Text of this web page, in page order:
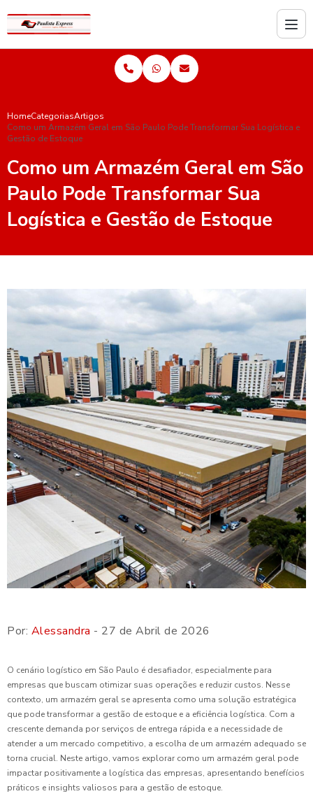
HomeCategoriasArtigos
Como um Armazém Geral em São Paulo Pode Transformar Sua Logística e
Gestão de Estoque
Como um Armazém Geral em São
Paulo Pode Transformar Sua
Logística e Gestão de Estoque
Por: Alessandra - 27 de Abril de 2026
O cenário logístico em São Paulo é desafiador, especialmente para
empresas que buscam otimizar suas operações e reduzir custos. Nesse
contexto, um armazém geral se apresenta como uma solução estratégica
que pode transformar a gestão de estoque e a eficiência logística. Com a
crescente demanda por serviços de entrega rápida e a necessidade de
atender a um mercado competitivo, a escolha de um armazém adequado se
torna crucial. Neste artigo, vamos explorar como um armazém geral pode
impactar positivamente a logística das empresas, apresentando benefícios
práticos e insights valiosos para a gestão de estoque.